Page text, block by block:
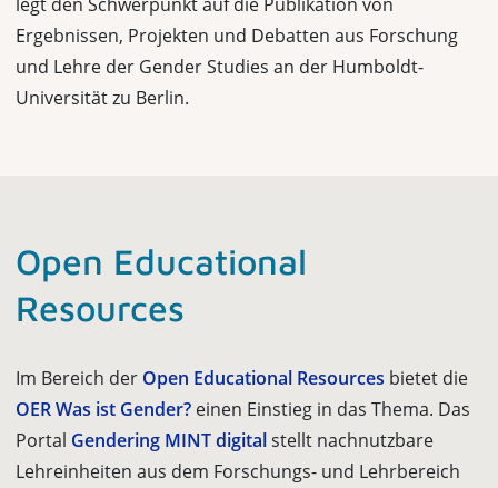
Ergebnissen, Projekten und Debatten aus Forschung
und Lehre der Gender Studies an der Humboldt-
Universität zu Berlin.
Open Educational
Resources
Im Bereich der Open Educational Resources bietet die
OERWas ist Gender? einen Einstieg in das Thema. Das
Portal Gendering MINT digitalstellt nachnutzbare
Lehreinheiten aus dem Forschungs- und Lehrbereich